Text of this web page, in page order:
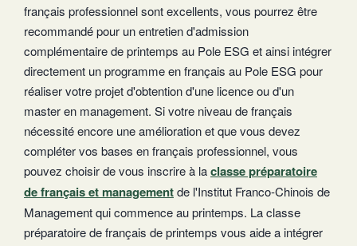
français professionnel sont excellents, vous pourrez être
recommandé pour un entretien d'admission
complémentaire de printemps au Pole ESG et ainsi intégrer
directement un programme en français au Pole ESG pour
réaliser votre projet d'obtention d'une licence ou d'un
master en management. Si votre niveau de français
nécessité encore une amélioration et que vous devez
compléter vos bases en français professionnel, vous
pouvez choisir de vous inscrire à laclasse préparatoire
de français et managementde l'Institut Franco-Chinois de
Management qui commence au printemps. La classe
préparatoire de français de printemps vous aide a intégrer